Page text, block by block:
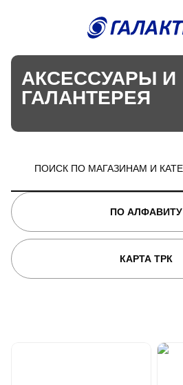
АКСЕССУАРЫ И
ГАЛАНТЕРЕЯ
ПО АЛФАВИТУ
КАРТА ТРК